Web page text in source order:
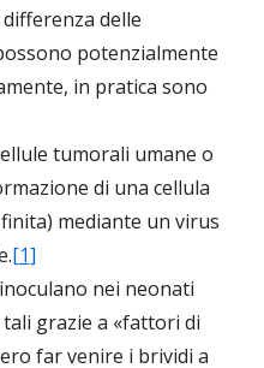
delle
potenzialmente
in pratica sono
tumorali umane o
di una cellula
mediante un virus
[1]
nei neonati
grazie a «fattori di
far venire i brividi a